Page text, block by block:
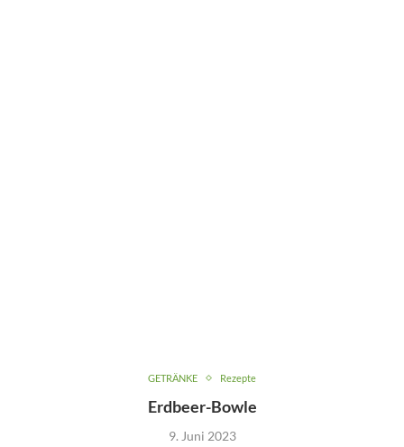
GETRÄNKE Rezepte
Erdbeer-Bowle
9. Juni 2023